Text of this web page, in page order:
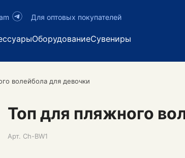
Для оптовых покупателей
ОборудованиеСувениры
волейбола для девочки
Топ для пляжного
Арт. Ch-BW1